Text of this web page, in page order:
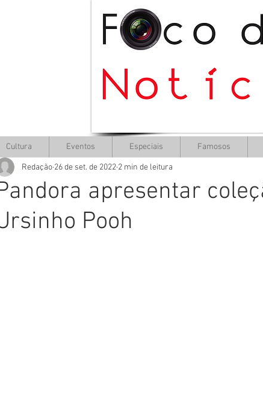
apresentar
Pooh
Redação 26 de set. de 2022 2 min de leitura
Cultura Eventos Especiais Famosos